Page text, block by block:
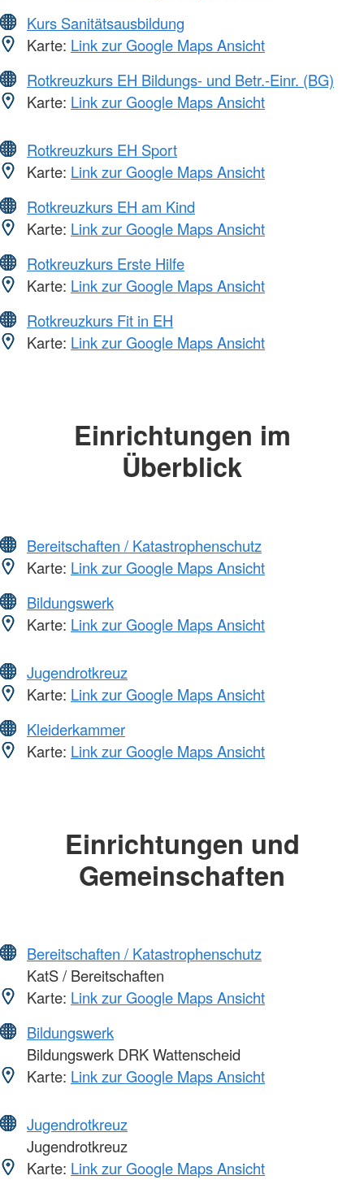
Kurs Sanitätsausbildung
Karte: Link zur Google Maps Ansicht
Rotkreuzkurs EH Bildungs- und Betr.-Einr. (BG)
Karte: Link zur Google Maps Ansicht
Rotkreuzkurs EH Sport
Karte: Link zur Google Maps Ansicht
Rotkreuzkurs EH am Kind
Karte: Link zur Google Maps Ansicht
Rotkreuzkurs Erste Hilfe
Karte: Link zur Google Maps Ansicht
Rotkreuzkurs Fit in EH
Karte: Link zur Google Maps Ansicht
Einrichtungen im
Überblick
Bereitschaften / Katastrophenschutz
Karte: Link zur Google Maps Ansicht
Bildungswerk
Karte: Link zur Google Maps Ansicht
Jugendrotkreuz
Karte: Link zur Google Maps Ansicht
Kleiderkammer
Karte: Link zur Google Maps Ansicht
Einrichtungen und
Gemeinschaften
Bereitschaften / Katastrophenschutz
KatS / Bereitschaften
Karte: Link zur Google Maps Ansicht
Bildungswerk
Bildungswerk DRK Wattenscheid
Karte: Link zur Google Maps Ansicht
Jugendrotkreuz
Jugendrotkreuz
Karte: Link zur Google Maps Ansicht